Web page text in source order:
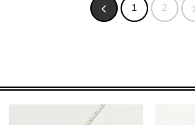
1 2